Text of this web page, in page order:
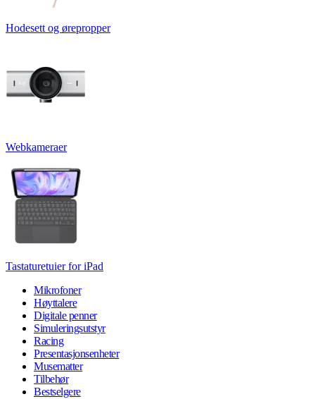
Hodesett og ørepropper
Webkameraer
Tastaturetuier for iPad
Mikrofoner
Høyttalere
Digitale penner
Simuleringsutstyr
Racing
Presentasjonsenheter
Musematter
Tilbehør
Bestselgere